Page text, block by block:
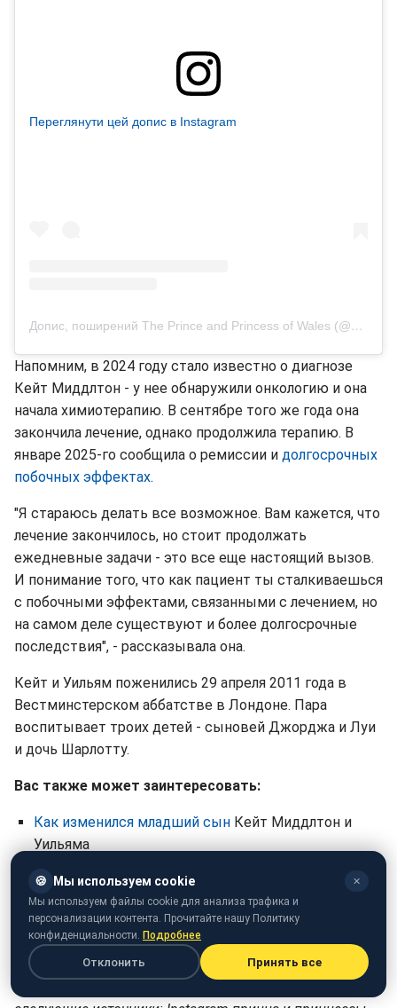
Переглянути цей допис в Instagram
Допис, поширений The Prince and Princess of Wales (@princeandprincessofwales)
Напомним, в 2024 году стало известно о диагнозе
Кейт Миддлтон - у нее обнаружили онкологию и она
начала химиотерапию. В сентябре того же года она
закончила лечение, однако продолжила терапию. В
январе 2025-го сообщила о ремиссии и долгосрочных
побочных эффектах.
"Я стараюсь делать все возможное. Вам кажется, что
лечение закончилось, но стоит продолжать
ежедневные задачи - это все еще настоящий вызов.
И понимание того, что как пациент ты сталкиваешься
с побочными эффектами, связанными с лечением, но
на самом деле существуют и более долгосрочные
последствия", - рассказывала она.
Кейт и Уильям поженились 29 апреля 2011 года в
Вестминстерском аббатстве в Лондоне. Пара
воспитывает троих детей - сыновей Джорджа и Луи
и дочь Шарлотту.
Вас также может заинтересовать:
Как изменился младший сын Кейт Миддлтон и
Уильяма
Кейт Миддлтон рассказала,
что дает ей силы после
борьбы с раком
Астролог раскрыла,счастлива ли Миддлтон с
принцем Уильямом.
🍪 Мы используем cookie ✕
Мы используем файлы cookie для анализа трафика и
персонализации контента. Прочитайте нашу Политику
конфиденциальности. Подробнее
Отклонить Принять все